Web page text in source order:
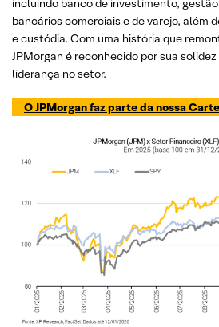
incluindo banco de investimento,
bancários comerciais e de varejo, além
e custódia. Com uma história que
JPMorgan é reconhecido por sua
liderança no setor.
O JPMorgan faz parte da nossa